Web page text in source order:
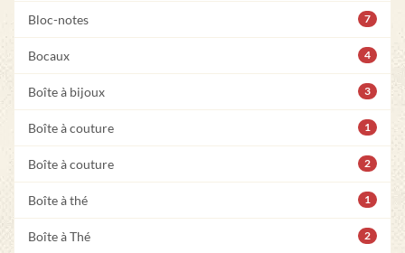
Bloc-notes 7
Bocaux 4
Boîte à bijoux 3
Boîte à couture 1
Boîte à couture 2
Boîte à thé 1
Boîte à Thé 2